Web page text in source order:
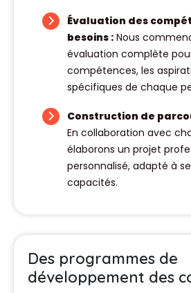
Évaluation des
besoins : Nous
évaluation complète
compétences, les
spécifiques de chaque
Construction de
En collaboration avec
élaborons un projet
personnalisé, adapté à
capacités.
Des programmes de
développement des